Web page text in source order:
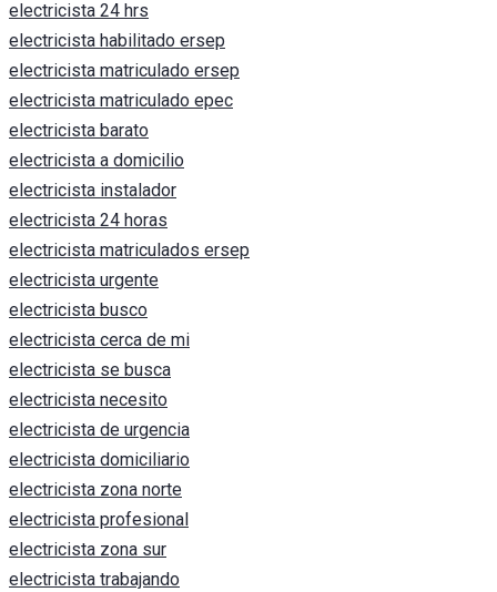
electricista 24 hrs
electricista habilitado ersep
electricista matriculado ersep
electricista matriculado epec
electricista barato
electricista a domicilio
electricista instalador
electricista 24 horas
electricista matriculados ersep
electricista urgente
electricista busco
electricista cerca de mi
electricista se busca
electricista necesito
electricista de urgencia
electricista domiciliario
electricista zona norte
electricista profesional
electricista zona sur
electricista trabajando